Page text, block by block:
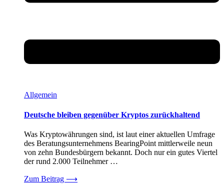
Allgemein
Deutsche bleiben gegenüber Kryptos zurückhaltend
Was Kryptowährungen sind, ist laut einer aktuellen Umfrage
des Beratungsunternehmens BearingPoint mittlerweile neun
von zehn Bundesbürgern bekannt. Doch nur ein gutes Viertel
der rund 2.000 Teilnehmer …
Zum Beitrag ⟶